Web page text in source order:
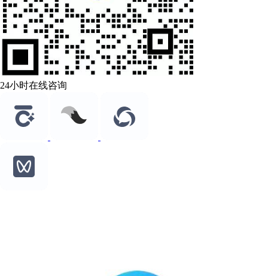
24小时在线咨询